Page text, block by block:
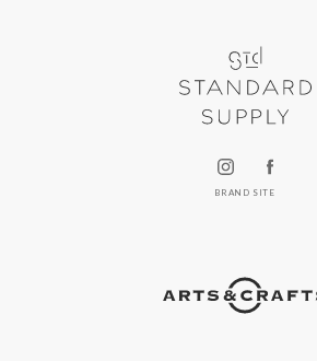
BRAND SITE